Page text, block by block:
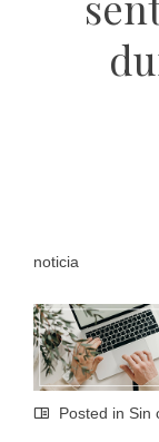
noticia
Posted in Sin